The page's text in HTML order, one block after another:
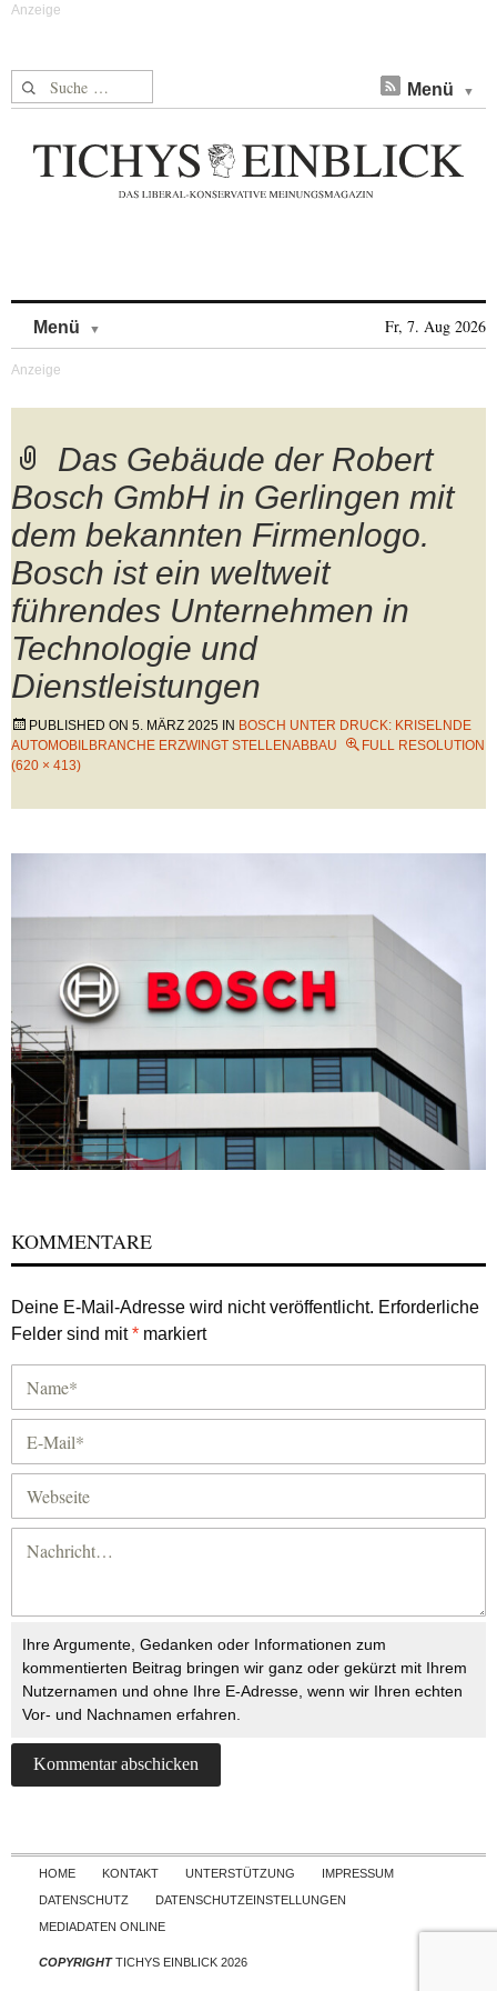
Suche nach: Menü
Menü Fr, 7. Aug 2026
Das Gebäude der Robert
Bosch GmbH in Gerlingen mit
dem bekannten Firmenlogo.
Bosch ist ein weltweit
führendes Unternehmen in
Technologie und
Dienstleistungen
PUBLISHED ON 5. MÄRZ 2025 IN BOSCH UNTER DRUCK: KRISELNDE
AUTOMOBILBRANCHE ERZWINGT STELLENABBAU
FULL RESOLUTION
(620 × 413)
KOMMENTARE
Deine E-Mail-Adresse wird nicht veröffentlicht. Erforderliche
Felder sind mit* markiert
Ihre Argumente, Gedanken oder Informationen zum
kommentierten Beitrag bringen wir ganz oder gekürzt mit Ihrem
Nutzernamen und ohne Ihre E-Adresse, wenn wir Ihren echten
Vor- und Nachnamen erfahren.
Skip to content
HOME KONTAKT UNTERSTÜTZUNG
IMPRESSUM
DATENSCHUTZ
DATENSCHUTZEINSTELLUNGEN
MEDIADATEN ONLINE
COPYRIGHTTICHYS EINBLICK 2026